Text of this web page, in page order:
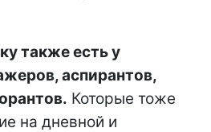
также есть у
аспирантов,
Которые тоже
на дневной и